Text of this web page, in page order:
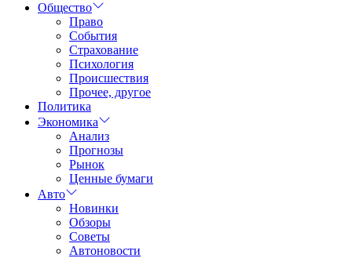
Общество
Право
События
Страхование
Психология
Происшествия
Прочее, другое
Политика
Экономика
Анализ
Прогнозы
Рынок
Ценные бумаги
Авто
Новинки
Обзоры
Советы
Автоновости